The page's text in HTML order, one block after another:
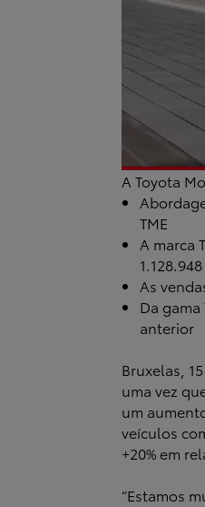
A Toyota
TME
A marca
As
Da
anterior
Bruxelas,
uma vez
um
veículos
+20% em
“Estamos